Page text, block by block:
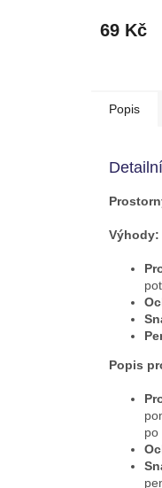
je
69 Kč
Popis
Výhody:
Popis
po